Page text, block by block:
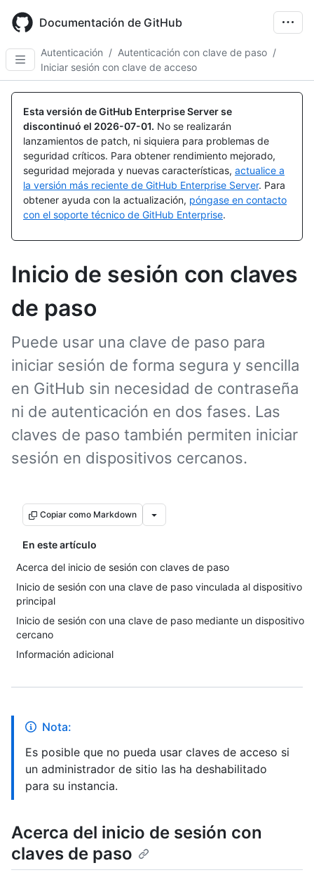
main
content
Documentación de GitHub
Autenticación / Autenticación con clave de paso /
Iniciar sesión con clave de acceso
Esta versión de GitHub Enterprise Server se
discontinuó el 2026-07-01. No se realizarán
lanzamientos de patch, ni siquiera para problemas de
seguridad críticos. Para obtener rendimiento mejorado,
seguridad mejorada y nuevas características, actualice a
la versión más reciente de GitHub Enterprise Server. Para
obtener ayuda con la actualización, póngase en contacto
con el soporte técnico de GitHub Enterprise.
Inicio de sesión con claves
de paso
Puede usar una clave de paso para
iniciar sesión de forma segura y sencilla
en GitHub sin necesidad de contraseña
ni de autenticación en dos fases. Las
claves de paso también permiten iniciar
sesión en dispositivos cercanos.
Copiar como Markdown
En este artículo
Acerca del inicio de sesión con claves de paso
Inicio de sesión con una clave de paso vinculada al dispositivo
principal
Inicio de sesión con una clave de paso mediante un dispositivo
cercano
Información adicional
Nota:
Es posible que no pueda usar claves de acceso si
un administrador de sitio las ha deshabilitado
para su instancia.
Acerca del inicio de sesión con
claves de paso